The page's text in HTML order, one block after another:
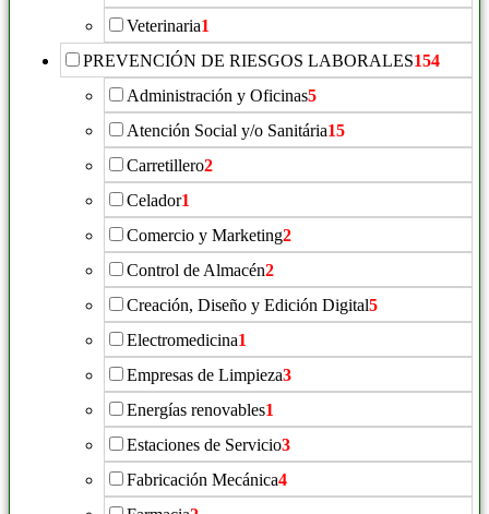
Veterinaria1
PREVENCIÓN DE RIESGOS LABORALES154
Administración y Oficinas5
Atención Social y/o Sanitária15
Carretillero2
Celador1
Comercio y Marketing2
Control de Almacén2
Creación, Diseño y Edición Digital5
Electromedicina1
Empresas de Limpieza3
Energías renovables1
Estaciones de Servicio3
Fabricación Mecánica4